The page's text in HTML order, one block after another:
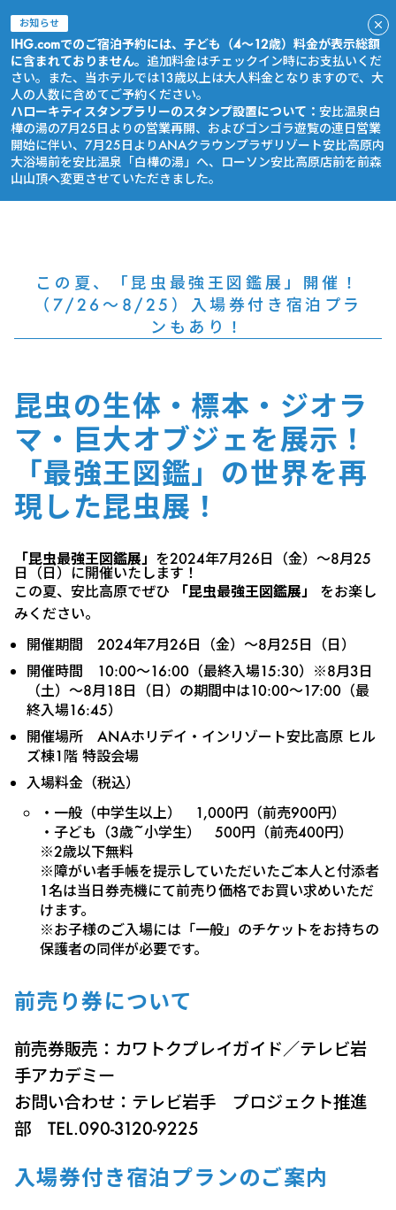
お知らせ
IHG.comでのご宿泊予約には、子ども（4～12歳）料金が表示総額
に含まれておりません。 追加料金はチェックイン時にお支払いくだ
さい。また、当ホテルでは13歳以上は大人料金となりますので、大
人の人数に含めてご予約ください。
ハローキティスタンプラリーのスタンプ設置について： 安比温泉白
樺の湯の7月25日よりの営業再開、およびゴンゴラ遊覧の連日営業
開始に伴い、7月25日よりANAクラウンプラザリゾート安比高原内
大浴場前を安比温泉「白樺の湯」へ、ローソン安比高原店前を前森
山山頂へ変更させていただきました。
この夏、「昆虫最強王図鑑展」開催！
（7/26〜8/25）入場券付き宿泊プラ
ンもあり！
昆虫の生体・標本・ジオラ
マ・巨大オブジェを展示！
「最強王図鑑」の世界を再
現した昆虫展！
「昆虫最強王図鑑展」 を2024年7月26日（金）〜8月25
日（日）に開催いたします！
この夏、安比高原でぜひ
「昆虫最強王図鑑展」
をお楽し
みください。
開催期間 2024年7月26日（金）〜8月25日（日）
開催時間 10:00〜16:00（最終入場15:30）※8月3日
（土）〜8月18日（日）の期間中は10:00〜17:00（最
終入場16:45）
開催場所 ANAホリデイ・インリゾート安比高原 ヒル
ズ棟1階 特設会場
入場料金（税込）
・一般（中学生以上） 1,000円（前売900円）
・子ども（3歳~小学生） 500円（前売400円）
※2歳以下無料
※障がい者手帳を提示していただいたご本人と付添者
1名は当日券売機にて前売り価格でお買い求めいただ
けます。
※お子様のご入場には「一般」のチケットをお持ちの
保護者の同伴が必要です。
前売り券について
前売券販売：カワトクプレイガイド／テレビ岩
手アカデミー
お問い合わせ：テレビ岩手 プロジェクト推進
部 TEL.090-3120-9225
入場券付き宿泊プランのご案内